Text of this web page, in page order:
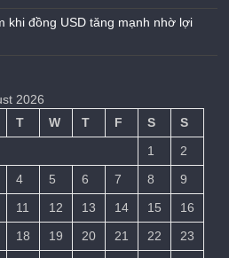
khi đồng USD tăng mạnh nhờ lợi
2026
T W T F S
S
1
2
4 5 6 7 8
9
11 12 13 14 15
16
18 19 20 21 22
23